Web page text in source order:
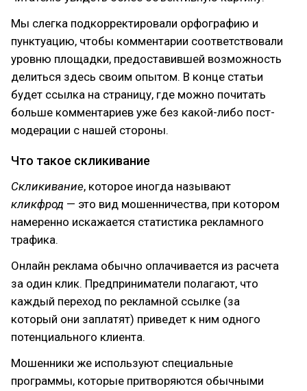
Мы слегка подкорректировали орфографию и
пунктуацию, чтобы комментарии соответствовали
уровню площадки, предоставившей возможность
делиться здесь своим опытом. В конце статьи
будет ссылка на страницу, где можно почитать
больше комментариев уже без какой-либо пост-
модерации с нашей стороны.
Что такое скликивание
Скликивание, которое иногда называют
кликфрод — это вид мошенничества, при котором
намеренно искажается статистика рекламного
трафика.
Онлайн реклама обычно оплачивается из расчета
за один клик. Предприниматели полагают, что
каждый переход по рекламной ссылке (за
который они заплатят) приведет к ним одного
потенциального клиента.
Мошенники же используют специальные
программы, которые притворяются обычными